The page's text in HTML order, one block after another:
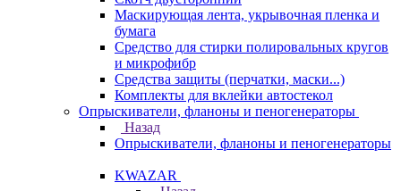
Маскирующая лента, укрывочная пленка и
бумага
Средство для стирки полировальных кругов
и микрофибр
Средства защиты (перчатки, маски...)
Комплекты для вклейки автостекол
Опрыскиватели, фланоны и пеногенераторы
Назад
Опрыскиватели, фланоны и пеногенераторы
KWAZAR